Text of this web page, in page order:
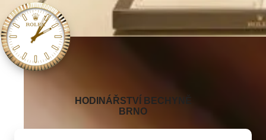
‭HODINÁŘSTVÍ BECHYNĚ
BRNO‬